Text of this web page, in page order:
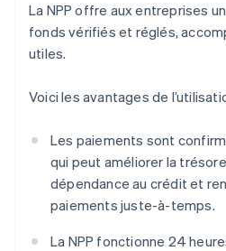
La NPP offre aux entreprises
fonds vérifiés et réglés,
utiles.
Voici les avantages de
Les paiements sont
qui peut améliorer la
dépendance au crédit et
paiements juste-à-temps.
La NPP fonctionne 24